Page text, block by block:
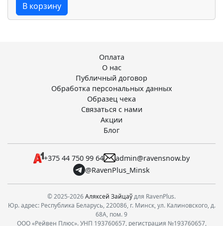
В корзину
Оплата
О нас
Публичный договор
Обработка персональных данных
Образец чека
Связаться с нами
Акции
Блог
+375 44 750 99 64
admin@ravensnow.by
@RavenPlus_Minsk
© 2025-2026Аляксей Зайцаўдля RavenPlus.
Юр. адрес: Республика Беларусь, 220086, г. Минск, ул. Калиновского, д.
68А, пом. 9
ООО «Рейвен Плюс». УНП 193760657, регистрация №193760657,